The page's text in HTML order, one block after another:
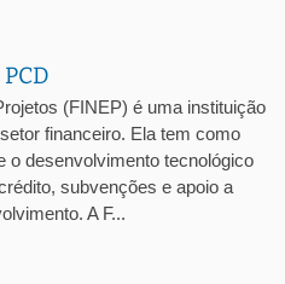
(FINEP) é uma instituição
financeiro. Ela tem como
o desenvolvimento tecnológico
subvenções e apoio a
A F...